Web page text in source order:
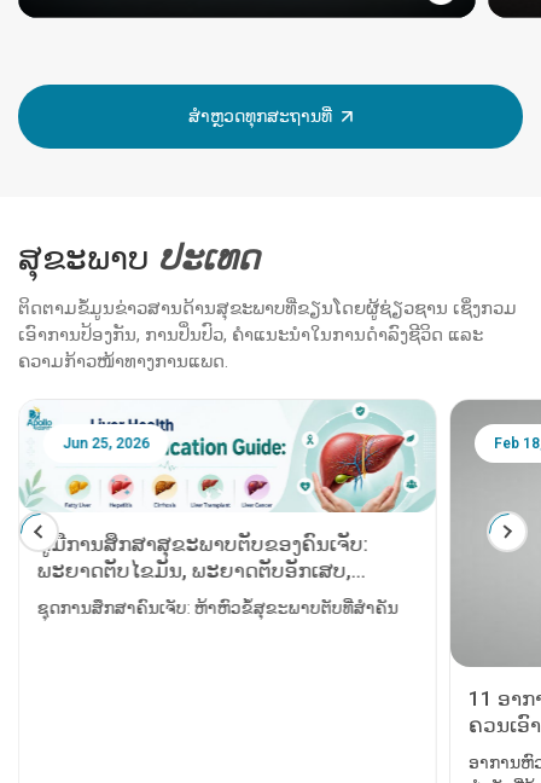
ສຳຫຼວດທຸກສະຖານທີ່
ສຸຂະພາບ ປະ​ເທດ
ຕິດຕາມຂໍ້ມູນຂ່າວສານດ້ານສຸຂະພາບທີ່ຂຽນໂດຍຜູ້ຊ່ຽວຊານ ເຊິ່ງກວມ
ເອົາການປ້ອງກັນ, ການປິ່ນປົວ, ຄຳແນະນຳໃນການດຳລົງຊີວິດ ແລະ
ຄວາມກ້າວໜ້າທາງການແພດ.
Jun 25, 2026
ຄູ່ມືການສຶກສາສຸຂະພາບຕັບຂອງຄົນເຈັບ:
ພະຍາດຕັບໄຂມັນ, ພະຍາດຕັບອັກເສບ,
ພະຍາດຕັບແຂງ, ​​ການຜ່າຕັດປ່ຽນຕັບ ແລະ
ມະເຮັງຕັບ
ຊຸດການສຶກສາຄົນເຈັບ: ຫ້າຫົວຂໍ້ສຸຂະພາບຕັບທີ່ສຳຄັນ
Feb
11 ອາ
ຄວນເອົ
ອາການຫົ